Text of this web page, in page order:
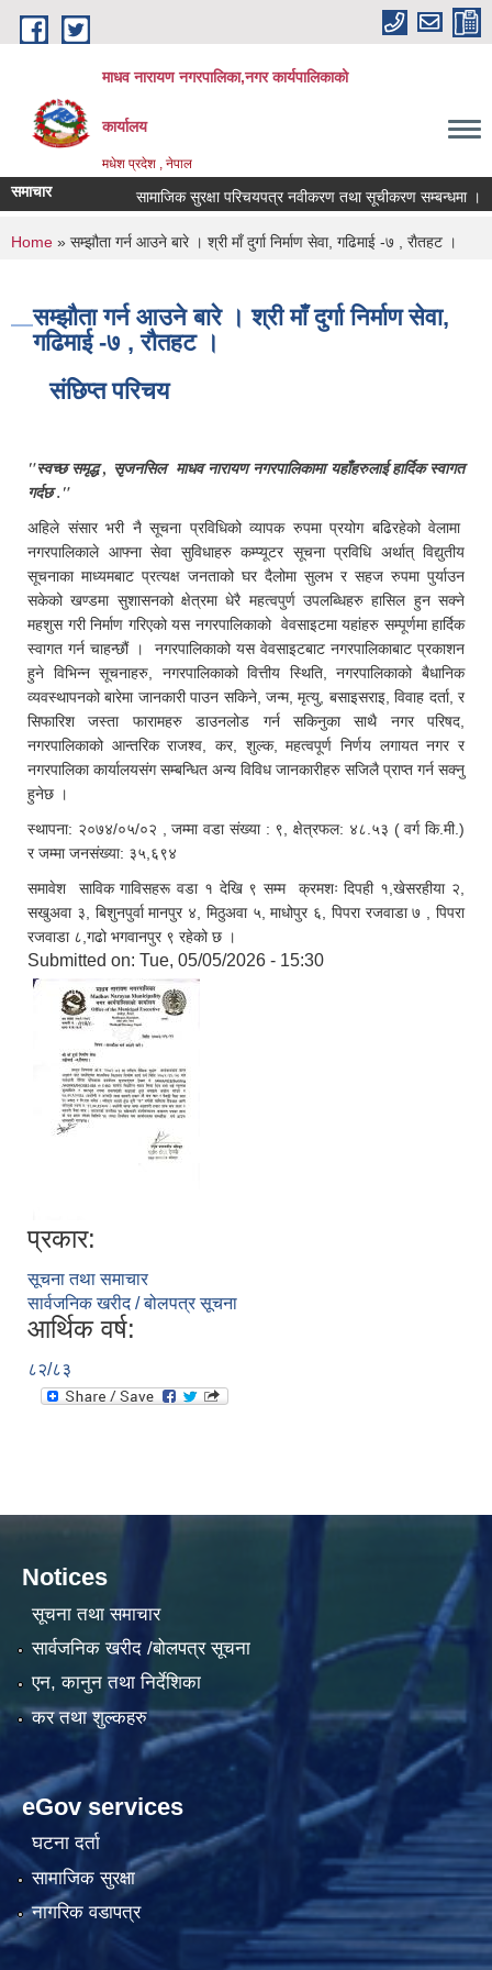
Skip to main content
माधव नारायण नगरपालिका,नगर कार्यपालिकाको
कार्यालय
मधेश प्रदेश , नेपाल
समाचार सामाजिक सुरक्षा परिचयपत्र नवीकरण तथा सूचीकरण सम्बन्धमा ।
You are here
Home » सम्झौता गर्न आउने बारे । श्री माँ दुर्गा निर्माण सेवा, गढिमाई -७ , राैतहट ।
सम्झौता गर्न आउने बारे । श्री माँ दुर्गा निर्माण सेवा,
गढिमाई -७ , राैतहट ।
संछिप्त परिचय
"स्वच्छ समृद्ध , सृजनसिल माधव नारायण नगरपालिकामा यहाँहरुलाई हार्दिक स्वागत
गर्दछ ."
अहिले संसार भरी नै सूचना प्रविधिको व्यापक रुपमा प्रयोग बढिरहेको वेलामा
नगरपालिकाले आफ्ना सेवा सुविधाहरु कम्प्यूटर सूचना प्रविधि अर्थात् विद्युतीय
सूचनाका माध्यमबाट प्रत्यक्ष जनताको घर दैलोमा सुलभ र सहज रुपमा पुर्याउन
सकेको खण्डमा सुशासनको क्षेत्रमा धेरै महत्वपुर्ण उपलब्धिहरु हासिल हुन सक्ने
महशुस गरी निर्माण गरिएको यस नगरपालिकाको वेवसाइटमा यहांहरु सम्पूर्णमा हार्दिक
स्वागत गर्न चाहन्छौं । नगरपालिकाको यस वेवसाइटबाट नगरपालिकाबाट प्रकाशन
हुने विभिन्न सूचनाहरु, नगरपालिकाको वित्तीय स्थिति, नगरपालिकाको बैधानिक
व्यवस्थापनको बारेमा जानकारी पाउन सकिने, जन्म, मृत्यु, बसाइसराइ, विवाह दर्ता, र
सिफारिश जस्ता फारामहरु डाउनलोड गर्न सकिनुका साथै नगर परिषद,
नगरपालिकाको आन्तरिक राजश्व, कर, शुल्क, महत्वपूर्ण निर्णय लगायत नगर र
नगरपालिका कार्यालयसंग सम्बन्धित अन्य विविध जानकारीहरु सजिलै प्राप्त गर्न सक्नु
हुनेछ ।
स्थापना: २०७४/०५/०२ , जम्मा वडा संख्या : ९, क्षेत्रफल: ४८.५३ ( वर्ग कि.मी.)
र जम्मा जनसंख्या: ३५,६९४
समावेश साविक गाविसहरू वडा १ देखि ९ सम्म क्रमशः दिपही १,खेसरहीया २,
सखुअवा ३, बिशुनपुर्वा मानपुर ४, मिठुअवा ५, माधोपुर ६, पिपरा रजवाडा ७ , पिपरा
रजवाडा ८,गढो भगवानपुर ९ रहेको छ ।
Submitted on: Tue, 05/05/2026 - 15:30
प्रकार:
सूचना तथा समाचार
सार्वजनिक खरीद / बोलपत्र सूचना
आर्थिक वर्ष:
८२/८३
Notices
सूचना तथा समाचार
सार्वजनिक खरीद /बोलपत्र सूचना
एन, कानुन तथा निर्देशिका
कर तथा शुल्कहरु
eGov services
घटना दर्ता
सामाजिक सुरक्षा
नागरिक वडापत्र